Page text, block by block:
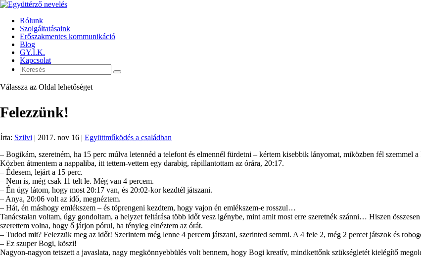
Rólunk
Szolgáltatásaink
Erőszakmentes kommunikáció
Blog
GY.I.K.
Kapcsolat
Válassza az Oldal lehetőséget
Felezzünk!
Írta: Szilvi | 2017. nov 16 | Együttműködés a családban
– Bogikám, szeretném, ha 15 perc múlva letennéd a telefont és elmennél fürdetni – kértem kisebbik lányomat, miközben fél szemmel
Közben átmentem a nappaliba, itt tettem-vettem egy darabig, rápillantottam az órára, 20:17.
– Édesem, lejárt a 15 perc.
– Nem is, még csak 11 telt le. Még van 4 percem.
– Én úgy látom, hogy most 20:17 van, és 20:02-kor kezdtél játszani.
– Anya, 20:06 volt az idő, megnéztem.
– Hát, én máshogy emlékszem – és töprengeni kezdtem, hogy vajon én emlékszem-e rosszul…
Tanácstalan voltam, úgy gondoltam, a helyzet feltárása több időt vesz igénybe, mint amit most erre szeretnék szánni… Hiszen
szerettem volna, hogy ő járjon pórul, ha tényleg elnéztem az órát.
– Tudod mit? Felezzük meg az időt! Szerintem még lenne 4 percem játszani, szerinted semmi. A 4 fele 2, még 2 percet játszok és
– Ez szuper Bogi, köszi!
Nagyon-nagyon tetszett a javaslata, nagy megkönnyebbülés volt bennem, hogy Bogi kreatív, mindkettőnk szükségletét kielégítő